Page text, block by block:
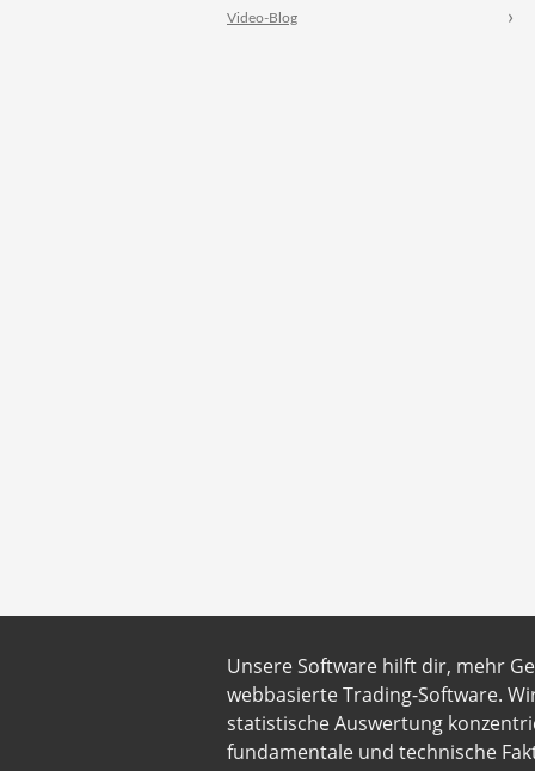
Video-Blog
Unsere Software hilft dir, mehr
webbasierte Trading-Software.
statistische Auswertung
fundamentale und technische